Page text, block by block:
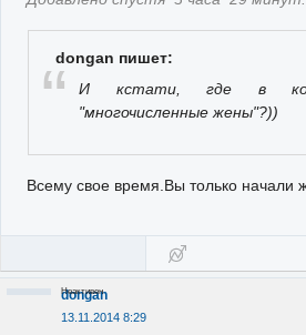
dongan пишет:
И кстати, где в
"многочисленные жены"?))
Всему свое время.Вы только начали
dongan
13.11.2014 8:29
Неактивен